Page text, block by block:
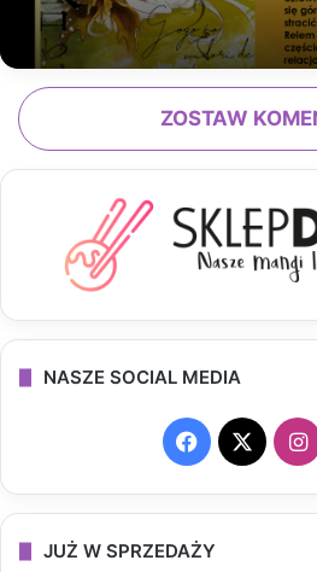
ZOSTAW
NASZE SOCIAL MEDIA
F
a
c
X
I
JUŻ W SPRZEDAŻY